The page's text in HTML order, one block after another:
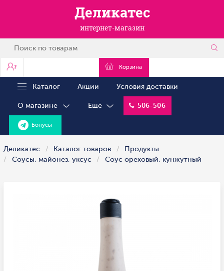
Деликатес
интернет-магазин
? Корзина
Каталог Акции Условия доставки
О магазине Ещё 506-506
Бонусы
Деликатес Каталог товаров
Продукты
Соусы, майонез, уксус
Соус ореховый, кунжутный